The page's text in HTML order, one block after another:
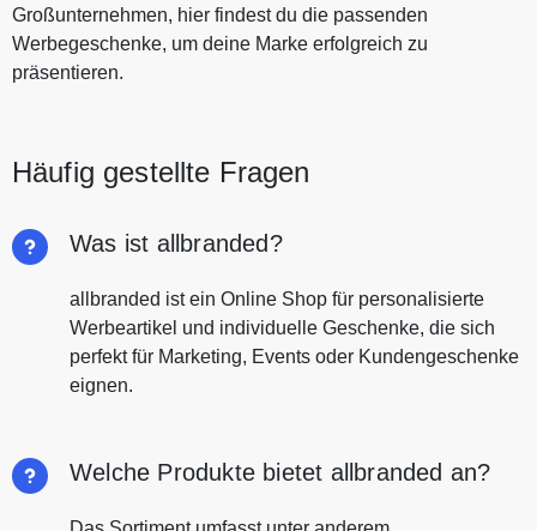
Großunternehmen, hier findest du die passenden
Werbegeschenke, um deine Marke erfolgreich zu
präsentieren.
Häufig gestellte Fragen
Was ist allbranded?
allbranded ist ein Online Shop für personalisierte
Werbeartikel und individuelle Geschenke, die sich
perfekt für Marketing, Events oder Kundengeschenke
eignen.
Welche Produkte bietet allbranded an?